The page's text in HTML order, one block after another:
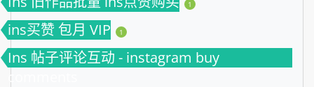
1
ins买赞 包月 VIP 1
Ins 帖子评论互动 - instagram buy
comments